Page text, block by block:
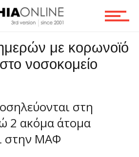
με κορωνοϊό
νοσοκομείο
στη
2 ακόμα άτομα
στην ΜΑΦ